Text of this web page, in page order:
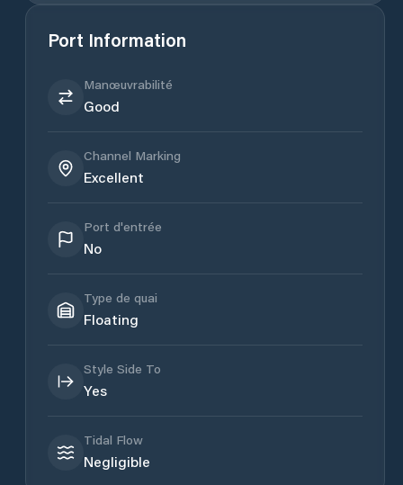
Port Information
Manœuvrabilité
Good
Channel Marking
Excellent
Port d'entrée
No
Type de quai
Floating
Style Side To
Yes
Tidal Flow
Negligible